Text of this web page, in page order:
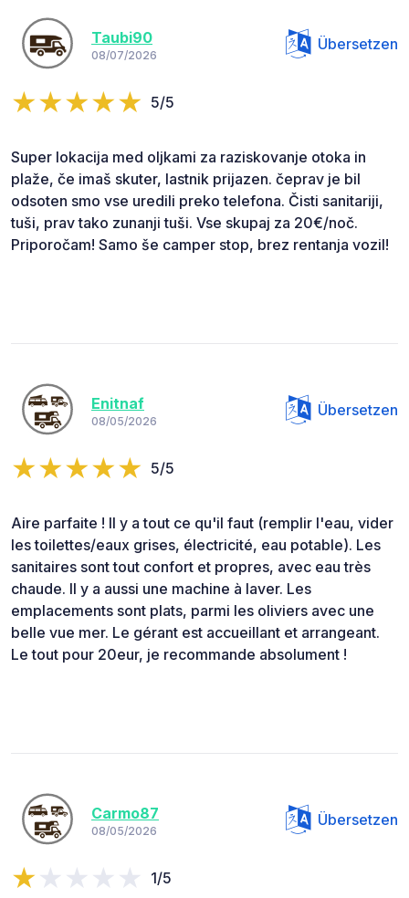
Taubi90
08/07/2026
Übersetzen
5/5
Super lokacija med oljkami za raziskovanje otoka in
plaže, če imaš skuter, lastnik prijazen. čeprav je bil
odsoten smo vse uredili preko telefona. Čisti sanitariji,
tuši, prav tako zunanji tuši. Vse skupaj za 20€/noč.
Priporočam! Samo še camper stop, brez rentanja vozil!
Enitnaf
08/05/2026
Übersetzen
5/5
Aire parfaite ! Il y a tout ce qu'il faut (remplir l'eau, vider
les toilettes/eaux grises, électricité, eau potable). Les
sanitaires sont tout confort et propres, avec eau très
chaude. Il y a aussi une machine à laver. Les
emplacements sont plats, parmi les oliviers avec une
belle vue mer. Le gérant est accueillant et arrangeant.
Le tout pour 20eur, je recommande absolument !
Carmo87
08/05/2026
Übersetzen
1/5